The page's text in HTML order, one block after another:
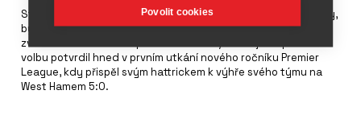
Sterling je jednou z nejvyhledávanějších hvězd mezi sponzory,
byl také tváří několika charitativních projektů. Novináři ho
zvolili Fotbalistou roku pro sezónu 2019/20. Jejich správnou
volbu potvrdil hned v prvním utkání nového ročníku Premier
League, kdy přispěl svým hattrickem k výhře svého týmu na
West Hamem 5:0.
Povolit cookies